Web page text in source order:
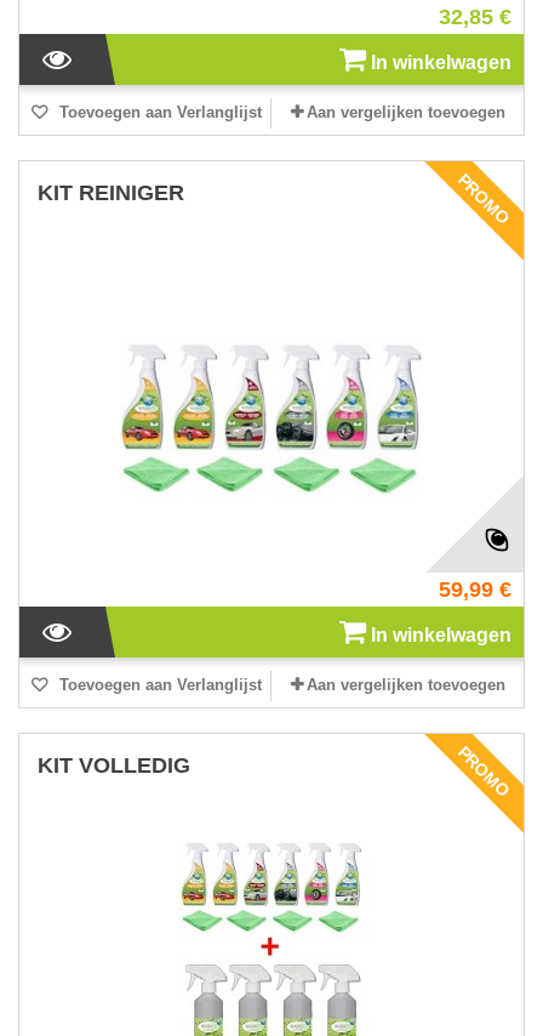
32,85 €
In winkelwagen
Toevoegen aan Verlanglijst Aan vergelijken toevoegen
PROMO
KIT REINIGER
59,99 €
In winkelwagen
Toevoegen aan Verlanglijst Aan vergelijken toevoegen
PROMO
KIT VOLLEDIG